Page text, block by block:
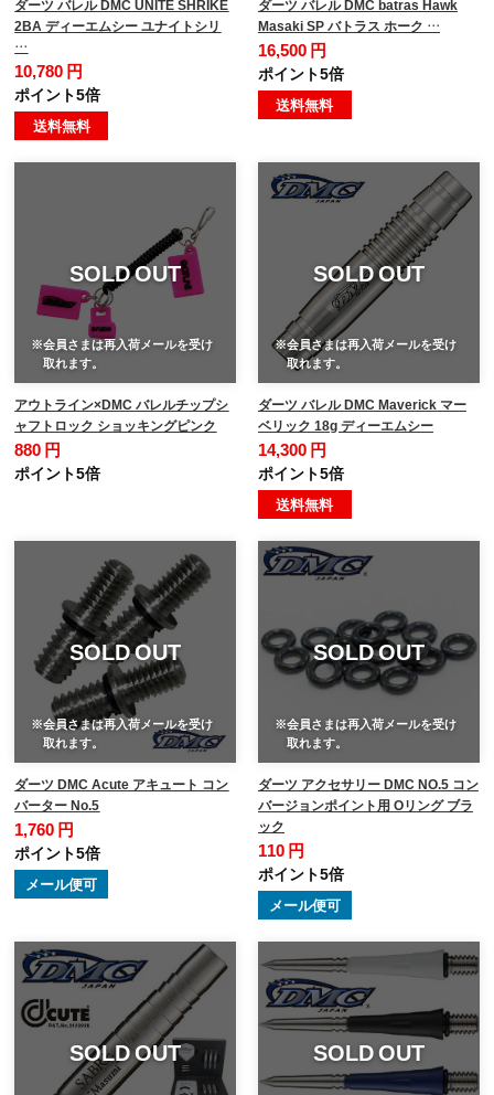
ダーツ バレル DMC UNITE SHRIKE
2BA ディーエムシー ユナイトシリ
…
10,780 円
ポイント5倍
送料無料
ダーツ バレル DMC batras Hawk
Masaki SP バトラス ホーク …
16,500 円
ポイント5倍
送料無料
SOLD OUT
※会員さまは再入荷メールを受け
取れます。
アウトライン×DMC バレルチップシ
ャフトロック ショッキングピンク
880 円
ポイント5倍
SOLD OUT
※会員さまは再入荷メールを受け
取れます。
ダーツ バレル DMC Maverick マー
ベリック 18g ディーエムシー
14,300 円
ポイント5倍
送料無料
SOLD OUT
※会員さまは再入荷メールを受け
取れます。
ダーツ DMC Acute アキュート コン
バーター No.5
1,760 円
ポイント5倍
メール便可
SOLD OUT
※会員さまは再入荷メールを受け
取れます。
ダーツ アクセサリー DMC NO.5 コン
バージョンポイント用 Oリング ブラ
ック
110 円
ポイント5倍
メール便可
SOLD OUT SOLD OUT